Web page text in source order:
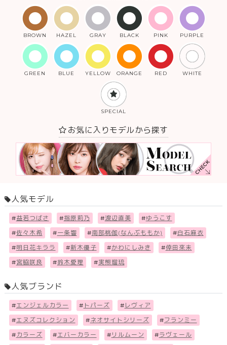
BROWN HAZEL GRAY BLACK PINK PURPLE
GREEN BLUE YELLOW ORANGE RED WHITE
SPECIAL
お気に入りモデルから探す
人気モデル
#益若つばさ #指原莉乃 #渡辺直美 #ゆうこす
#佐々木希 #一条響 #南部桃伽(なんぶももか) #白石麻衣
#明日花キララ #新木優子 #かわにしみき #倖田來未
#宮脇咲良 #鈴木愛理 #実熊瑠琉
人気ブランド
#エンジェルカラー # トパーズ # レヴィア
#エヌズコレクション #ネオサイトシリーズ #フランミー
# カラーズ #エバーカラー # リルムーン #ラヴェール